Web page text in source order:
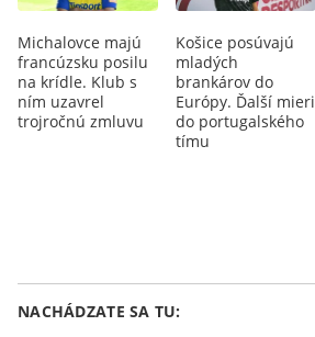
Michalovce majú
francúzsku posilu
na krídle. Klub s
ním uzavrel
trojročnú zmluvu
Košice posúvajú
mladých
brankárov do
Európy. Ďalší mieri
do portugalského
tímu
NACHÁDZATE SA TU: